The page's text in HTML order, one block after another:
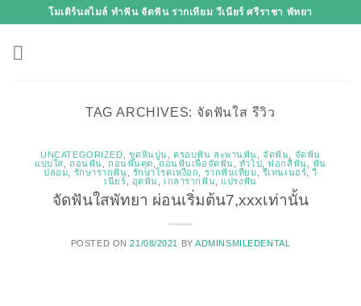
content
โมเดิร์นสไมล์ ทำฟัน จัดฟัน รากเทียม วีเนียร์ ศรีราชา พัทยา
TAG ARCHIVES: จัดฟันใส รีวิว
UNCATEGORIZED ขูดหินปูน ครอบฟัน สะพานฟัน ,จัดฟัน
จัดฟัน
แบบใส
ถอนฟัน ถอนฟันคุด ,ถอนฟันเพื่อจัดฟัน ทั่วไป ,ฟอกสีฟัน
ฟัน
ปลอม
รักษารากฟัน รักษาโรคเหงือก รากฟันเทียม รีเทนเนอร์ ,วี
เนียร์
อุดฟัน เกลารากฟัน แปรงฟัน
จัดฟันใสพัทยา ผ่อนเริ่มต้น7,xxxเท่านั้น
POSTED ON21/08/2021 BYADMINSMILEDENTAL